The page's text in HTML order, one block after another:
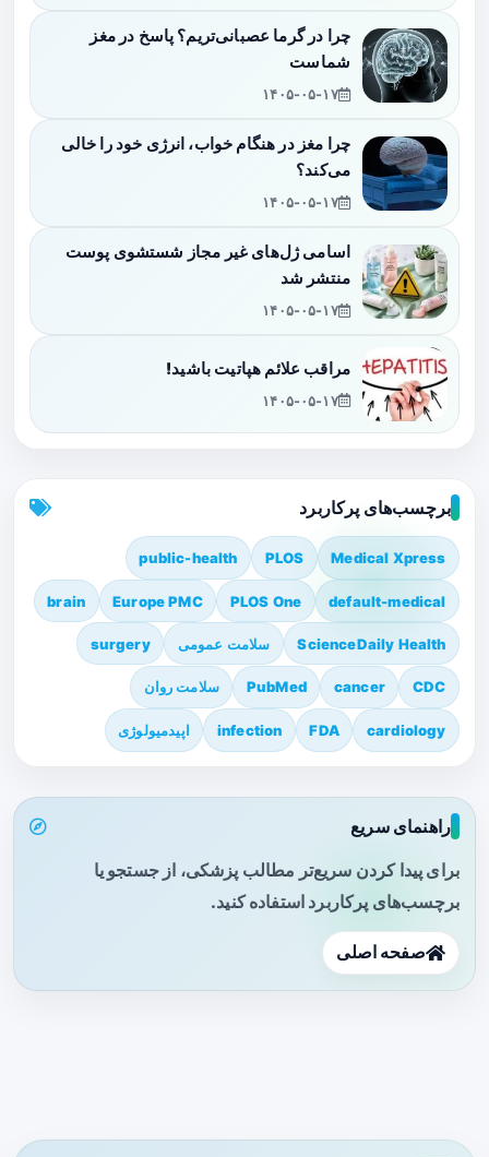
چرا در گرما عصبانی‌تریم؟ پاسخ در مغز
شماست
۱۴۰۵-۰۵-۱۷
چرا مغز در هنگام خواب، انرژی خود را خالی
می‌کند؟
۱۴۰۵-۰۵-۱۷
اسامی ژل‌های غیر مجاز شستشوی پوست
منتشر شد
۱۴۰۵-۰۵-۱۷
مراقب علائم هپاتیت باشید!
۱۴۰۵-۰۵-۱۷
برچسب‌های پرکاربرد
Medical Xpress
PLOS
public-health
default-medical
PLOS One
Europe PMC
brain
ScienceDaily Health سلامت عمومی surgery
CDC
cancer
PubMed سلامت روان
cardiology
FDA
infection اپیدمیولوژی
راهنمای سریع
برای پیدا کردن سریع‌تر مطالب پزشکی، از جستجو یا
برچسب‌های پرکاربرد استفاده کنید.
صفحه اصلی